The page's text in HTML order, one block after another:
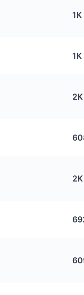
1K
1K
2K
2K